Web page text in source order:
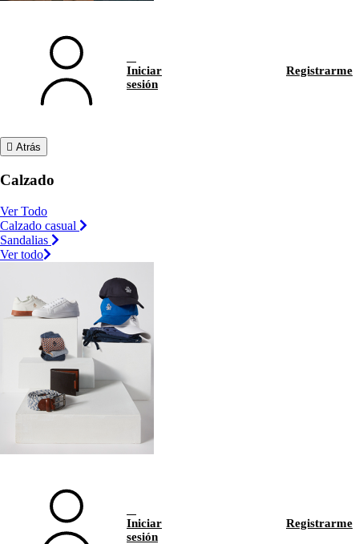
Iniciar
sesión
Registrarme
Atrás
Calzado
Ver Todo
Calzado casual
Sandalias
Ver todo
Iniciar
sesión
Registrarme